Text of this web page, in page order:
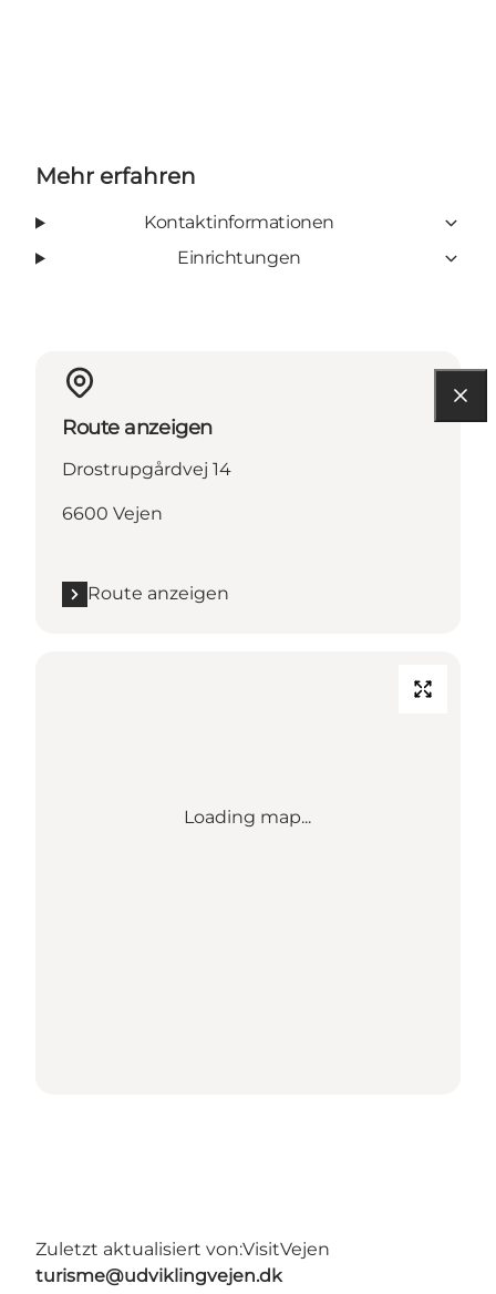
Mehr erfahren
Kontaktinformationen
Einrichtungen
Route anzeigen
Drostrupgårdvej 14
6600 Vejen
Route anzeigen
Loading map...
Zuletzt aktualisiert von:VisitVejen
turisme@udviklingvejen.dk